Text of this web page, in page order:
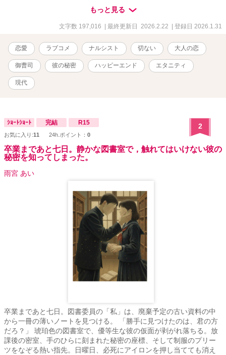
ド系と自虐)裏では〝魔女子〟と呼ばれているが本人もそれを知って
いる。 男性受けの良い可愛げのあるタイプではないと自覚してお
り、けれどいつかは結婚して家庭を持ちたいという願望はあり、
ある。訳ありの新人教育で、とある大企業の社長のご子息を担当す
ることになってしまう。 七渚と同時期に中途で入社し、同じ部で同
じような立ち位置で働いている 河上透弥─かわかみ とうや(29)は、
七渚とは対照的な人たらしの自信家で、その場にいるだけで人が集
まってくるような人気者。顔には〝女性大好き〟と書いてあるモテ
男で、軽い。３年以上一緒に働いているが、仕事上の関わりしかな
一緒になっただけの人、と距離を置いている。 お洒落でセンスが良
く、ファッションも個性的だがとてもよく似合っている。センター
分け天然パーマでくるくるのヘアスタイルも、あれは相当自分に自
信がないとできない髪型だな……と、やや小馬鹿にしながら、七渚
は心の中で透弥のことを〝ワカメ頭のナルシスト〟と呼んでいる。
表紙画像は リタ様 https://www.pixiv.net/users/20868979 よりお
借りしています。
もっと見る
文字数 197,016 | 最終更新日 2026.2.22 | 登録日 2026.1.31
恋愛 ラブコメ ナルシスト 切ない 大人の恋
御曹司 彼の秘密 ハッピーエンド エタニティ
現代
ｼｮｰﾄｼｮｰﾄ 完結 R15
お気に入り:11 24h.ポイント： 0
2
卒業まであと七日。静かな図書室で，触れてはいけない彼の
秘密を知ってしまった。
雨宮 あい
卒業まであと七日。図書委員の「私」は、廃棄予定の古い資料の中
から一冊の薄いノートを見つける。 「勝手に見つけたのは、君の方
だろ？」 琥珀色の図書室で、優等生な彼の仮面が剥がれ落ちる。放
課後の密室、手のひらに刻まれた秘密の座標、そして制服のプリー
ツをなぞる熱い指先。日曜日、必死にアイロンを押し当てても消え